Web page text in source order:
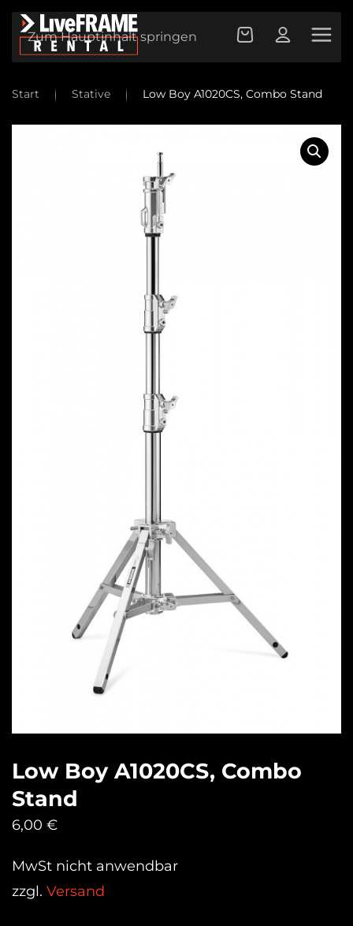
Zum Hauptinhalt springen
Start Stative Low Boy A1020CS, Combo Stand
Low Boy A1020CS, Combo
Stand
6,00 €
MwSt nicht anwendbar
zzgl. Versand